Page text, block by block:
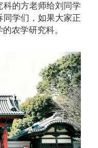
的方老师给刘同学
学们，如果大家正
农学研究科。